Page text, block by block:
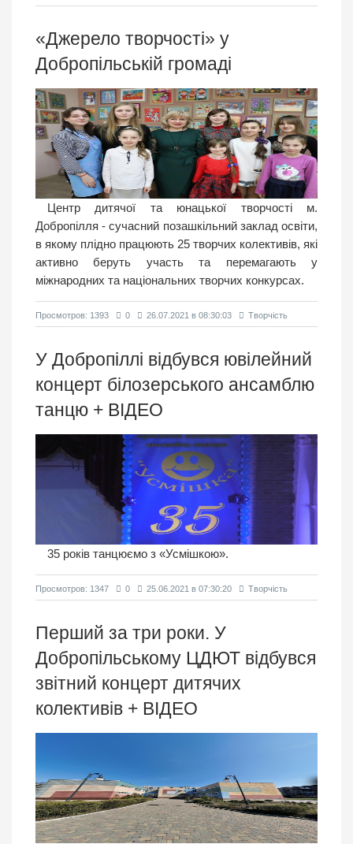
«Джерело творчості» у
Добропільській громаді
Центр дитячої та юнацької творчості м.
Добропілля - сучасний позашкільний заклад освіти,
в якому плідно працюють 25 творчих колективів, які
активно беруть участь та перемагають у
міжнародних та національних творчих конкурсах.
Просмотров: 1393 0 26.07.2021 в 08:30:03 Творчість
У Добропіллі відбувся ювілейний
концерт білозерського ансамблю
танцю + ВIДЕО
35 років танцюємо з «Усмішкою».
Просмотров: 1347 0 25.06.2021 в 07:30:20 Творчість
Перший за три роки. У
Добропільському ЦДЮТ відбувся
звітний концерт дитячих
колективів + ВIДЕО